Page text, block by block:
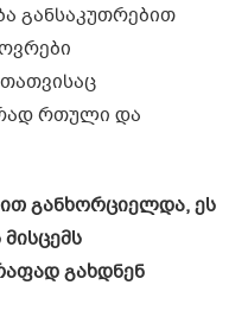
განსაკუთრებით
რთული და
განხორციელდა, ეს
გახდნენ